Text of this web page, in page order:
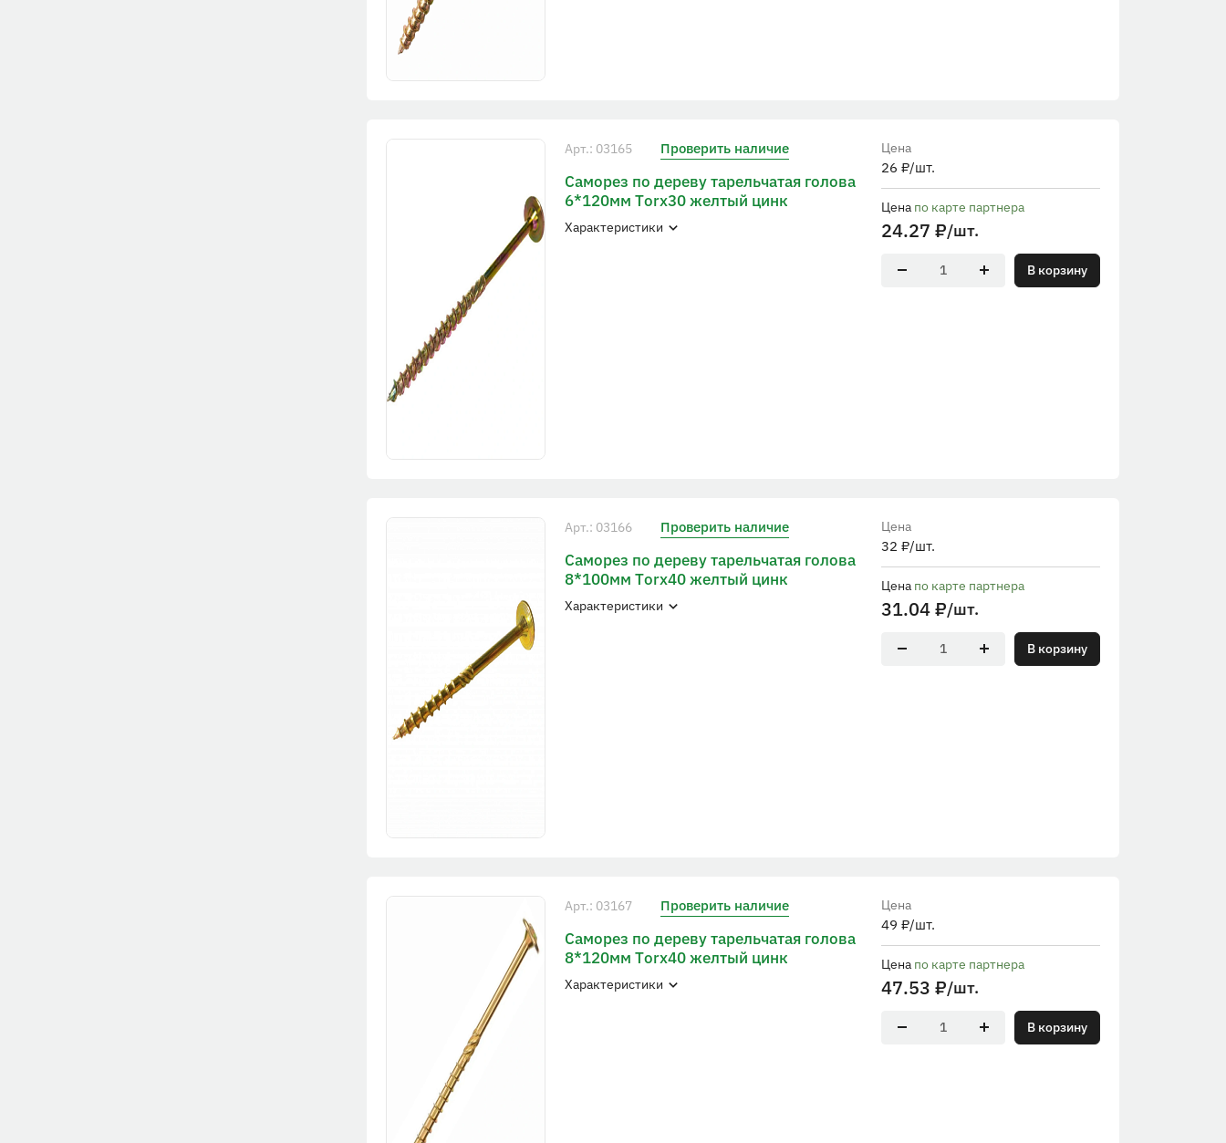
Арт.: 03165 Проверить наличие
Саморез по дереву тарельчатая голова
6*120мм Тorx30 желтый цинк
Характеристики
Цена
26 ₽/шт.
Цена по карте партнера
24.27 ₽/шт.
В корзину
Арт.: 03166 Проверить наличие
Саморез по дереву тарельчатая голова
8*100мм Тorx40 желтый цинк
Характеристики
Цена
32 ₽/шт.
Цена по карте партнера
31.04 ₽/шт.
В корзину
Арт.: 03167 Проверить наличие
Саморез по дереву тарельчатая голова
8*120мм Тorx40 желтый цинк
Характеристики
Цена
49 ₽/шт.
Цена по карте партнера
47.53 ₽/шт.
В корзину